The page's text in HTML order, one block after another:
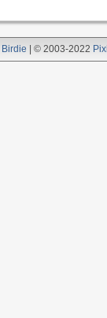
Birdie | © 2003-2022